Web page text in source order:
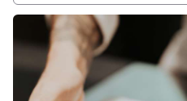
Ver detalhes